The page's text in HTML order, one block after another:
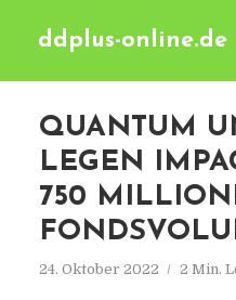
ddplus-online.de
QUANTUM
LEGEN
750
24. Oktober 2022 2 Min.